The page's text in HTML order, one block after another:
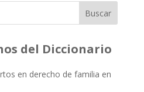
Buscar
del Diccionario
en derecho de familia en